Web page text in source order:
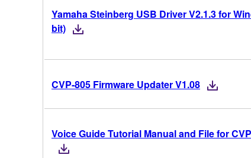
Yamaha Steinberg USB Driver V2.1.3 for
bit)
CVP-805 Firmware Updater V1.08
Voice Guide Tutorial Manual and File for